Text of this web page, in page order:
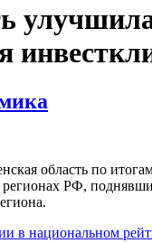
область по
РФ,